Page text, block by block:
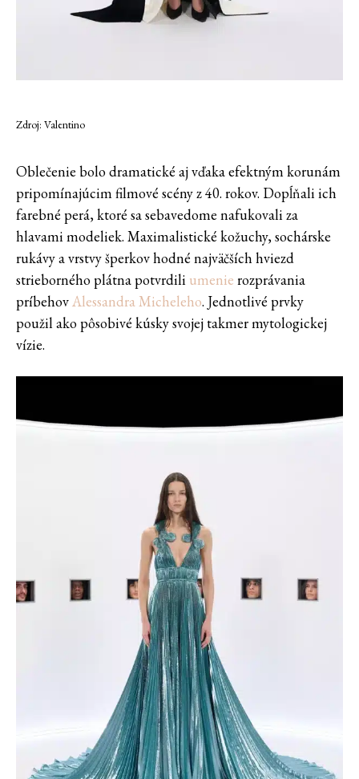
Zdroj: Valentino
Oblečenie bolo dramatické aj vďaka efektným korunám
pripomínajúcim filmové scény z 40. rokov. Dopĺňali ich
farebné perá, ktoré sa sebavedome nafukovali za
hlavami modeliek. Maximalistické kožuchy, sochárske
rukávy a vrstvy šperkov hodné najväčších hviezd
strieborného plátna potvrdili umenie rozprávania
príbehovAlessandra Micheleho. Jednotlivé prvky
použil ako pôsobivé kúsky svojej takmer mytologickej
vízie.